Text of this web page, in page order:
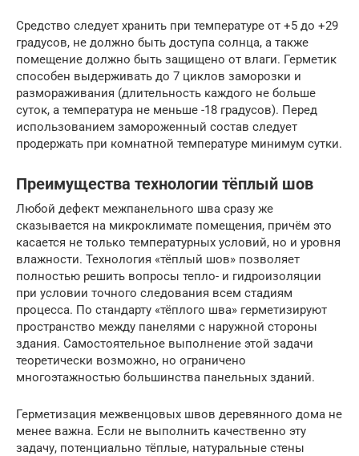
Средство следует хранить при температуре от +5 до +29
градусов, не должно быть доступа солнца, а также
помещение должно быть защищено от влаги. Герметик
способен выдерживать до 7 циклов заморозки и
размораживания (длительность каждого не больше
суток, а температура не меньше -18 градусов). Перед
использованием замороженный состав следует
продержать при комнатной температуре минимум сутки.
Преимущества технологии тёплый шов
Любой дефект межпанельного шва сразу же
сказывается на микроклимате помещения, причём это
касается не только температурных условий, но и уровня
влажности. Технология «тёплый шов» позволяет
полностью решить вопросы тепло- и гидроизоляции
при условии точного следования всем стадиям
процесса. По стандарту «тёплого шва» герметизируют
пространство между панелями с наружной стороны
здания. Самостоятельное выполнение этой задачи
теоретически возможно, но ограничено
многоэтажностью большинства панельных зданий.
Герметизация межвенцовых швов деревянного дома не
менее важна. Если не выполнить качественно эту
задачу, потенциально тёплые, натуральные стены